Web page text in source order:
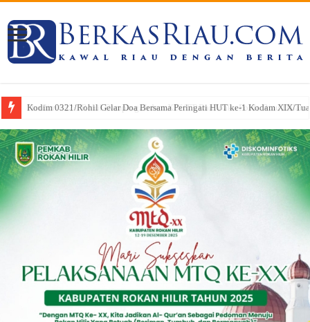
Kodim 0321/Rohil Gelar Doa Bersama Peringati HUT ke-1 Kodam XIX/